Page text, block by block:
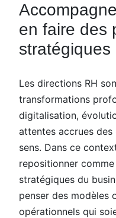
en faire des
stratégiques
Les directions RH
transformations
digitalisation,
attentes accrues
sens. Dans ce
repositionner
stratégiques du
penser des modèles
opérationnels qui